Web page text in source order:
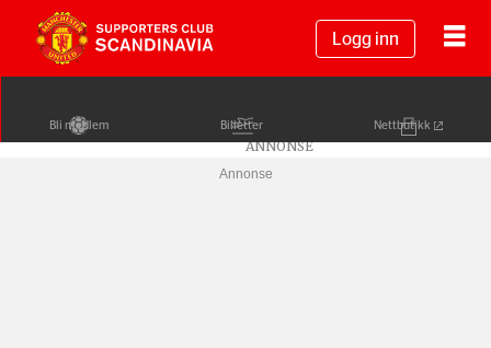
Logg inn
Bli medlem Billetter Nettbutikk
Annonse